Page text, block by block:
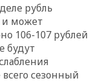
рубль
и может
106-107 рублей
будут
сезонный